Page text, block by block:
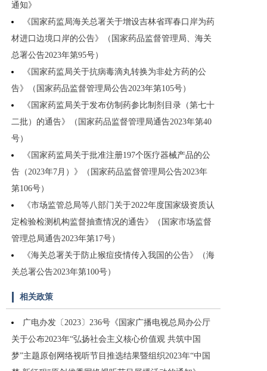
通知》
《国家药监局海关总署关于增设吉林省珲春口岸为药
材进口边境口岸的公告》（国家药品监督管理局、海关
总署公告2023年第95号）
《国家药监局关于抗病毒滴丸转换为非处方药的公
告》（国家药品监督管理局公告2023年第105号）
《国家药监局关于发布仿制药参比制剂目录（第七十
二批）的通告》（国家药品监督管理局通告2023年第40
号）
《国家药监局关于批准注册197个医疗器械产品的公
告（2023年7月）》（国家药品监督管理局公告2023年
第106号）
《市场监管总局等八部门关于2022年度国家级资质认
定检验检测机构监督抽查情况的通告》（国家市场监督
管理总局通告2023年第17号）
《海关总署关于防止猴痘疫情传入我国的公告》（海
关总署公告2023年第100号）
相关政策
广电办发〔2023〕236号《国家广播电视总局办公厅
关于公布2023年“弘扬社会主义核心价值观 共筑中国
梦”主题原创网络视听节目推选结果暨组织2023年“中国